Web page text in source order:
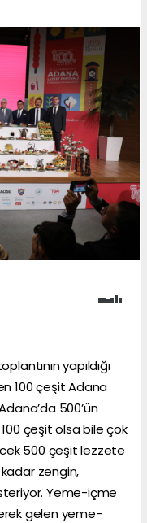
yapıldığı
100 çeşit Adana
500’ün
çeşit olsa bile çok
500 çeşit lezzete
zengin,
Yeme-içme
gelen yeme-